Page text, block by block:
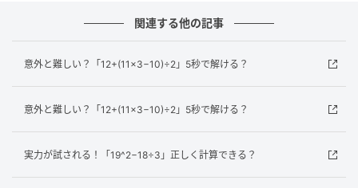
これで式は「1+6−3」となります。次は足し算と引き
算を左から順番に計算しましょう。
足し算をします。「1+6」は「7」になります。
最後に引き算をします。「7−3」は「4」になります。
わかりましたか？計算の順番をしっかり守ることで、
関連する他の記事
意外と難しい？「12+(11×3−10)÷2」5秒で解ける？
意外と難しい？「12+(11×3−10)÷2」5秒で解ける？
実力が試される！「19^2−18÷3」正しく計算できる？